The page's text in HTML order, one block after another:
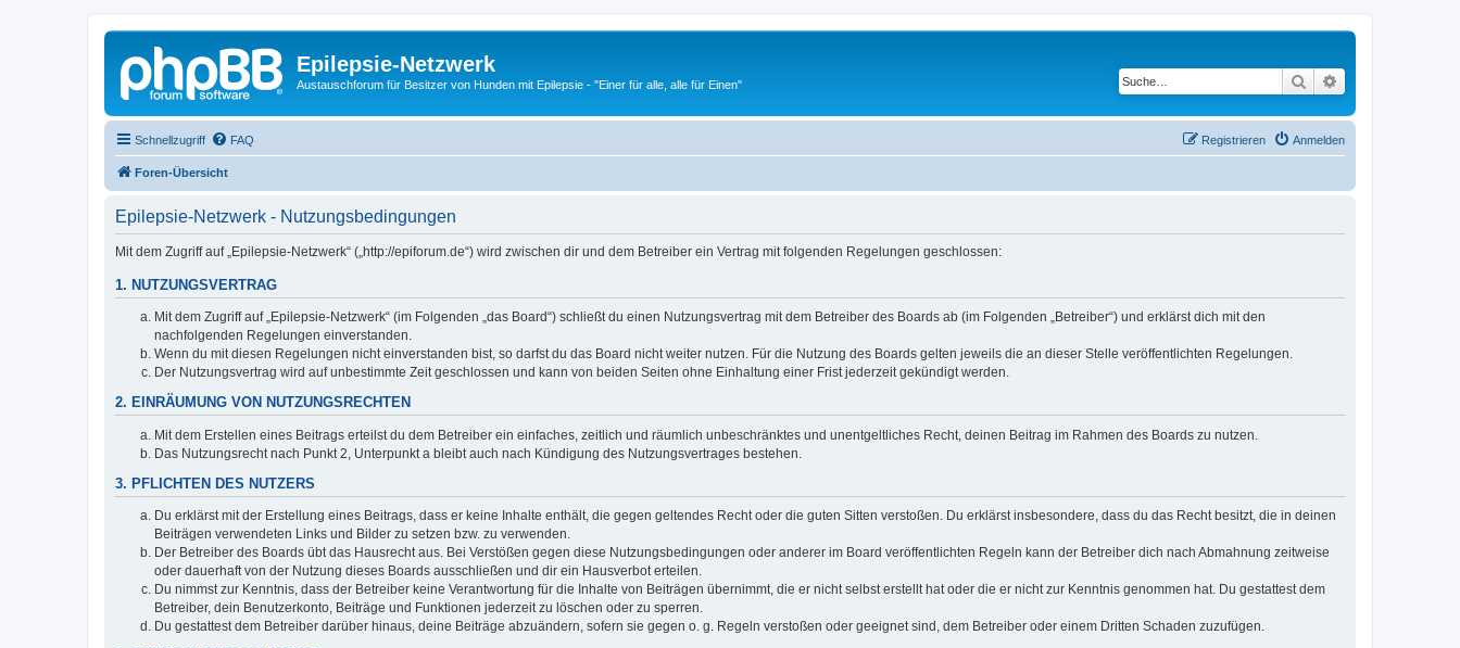
Epilepsie-Netzwerk
Austauschforum für Besitzer von Hunden mit Epilepsie - "Einer für alle, alle für Einen" Suche
Schnellzugriff FAQ Anmelden
Registrieren
Foren-Übersicht
Epilepsie-Netzwerk - Nutzungsbedingungen
Mit dem Zugriff auf „Epilepsie-Netzwerk“ („http://epiforum.de“) wird zwischen dir und dem Betreiber ein Vertrag mit folgenden Regelungen geschlossen:
1. NUTZUNGSVERTRAG
Mit dem Zugriff auf „Epilepsie-Netzwerk“ (im Folgenden „das Board“) schließt du einen Nutzungsvertrag mit dem Betreiber des Boards ab (im Folgenden „Betreiber“) und erklärst dich mit den
nachfolgenden Regelungen einverstanden.
Wenn du mit diesen Regelungen nicht einverstanden bist, so darfst du das Board nicht weiter nutzen. Für die Nutzung des Boards gelten jeweils die an dieser Stelle veröffentlichten Regelungen.
Der Nutzungsvertrag wird auf unbestimmte Zeit geschlossen und kann von beiden Seiten ohne Einhaltung einer Frist jederzeit gekündigt werden.
2. EINRÄUMUNG VON NUTZUNGSRECHTEN
Mit dem Erstellen eines Beitrags erteilst du dem Betreiber ein einfaches, zeitlich und räumlich unbeschränktes und unentgeltliches Recht, deinen Beitrag im Rahmen des Boards zu nutzen.
Das Nutzungsrecht nach Punkt 2, Unterpunkt a bleibt auch nach Kündigung des Nutzungsvertrages bestehen.
3. PFLICHTEN DES NUTZERS
Du erklärst mit der Erstellung eines Beitrags, dass er keine Inhalte enthält, die gegen geltendes Recht oder die guten Sitten verstoßen. Du erklärst insbesondere, dass du das Recht besitzt, die in deinen
Beiträgen verwendeten Links und Bilder zu setzen bzw. zu verwenden.
Der Betreiber des Boards übt das Hausrecht aus. Bei Verstößen gegen diese Nutzungsbedingungen oder anderer im Board veröffentlichten Regeln kann der Betreiber dich nach Abmahnung zeitweise
oder dauerhaft von der Nutzung dieses Boards ausschließen und dir ein Hausverbot erteilen.
Du nimmst zur Kenntnis, dass der Betreiber keine Verantwortung für die Inhalte von Beiträgen übernimmt, die er nicht selbst erstellt hat oder die er nicht zur Kenntnis genommen hat. Du gestattest dem
Betreiber, dein Benutzerkonto, Beiträge und Funktionen jederzeit zu löschen oder zu sperren.
Du gestattest dem Betreiber darüber hinaus, deine Beiträge abzuändern, sofern sie gegen o. g. Regeln verstoßen oder geeignet sind, dem Betreiber oder einem Dritten Schaden zuzufügen.